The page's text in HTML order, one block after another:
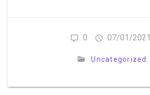
0 07/01/2021
Uncategorized